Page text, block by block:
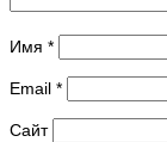
Имя *
Email *
Сайт